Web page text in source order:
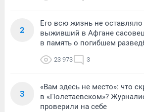
2
Его всю жизнь не
выживший в Афгане
в память о погибшем
23 973 3
3
«Вам здесь не место»: что
в «Полетаевском»?
проверили на себе